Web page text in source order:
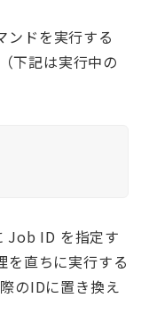
ンドを実行する
下記は実行中の
Job ID を指定す
を直ちに実行する
のIDに置き換え